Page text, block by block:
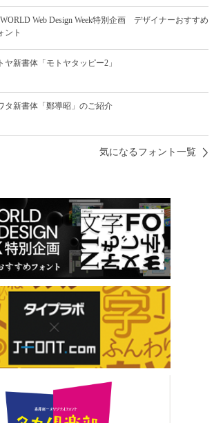
Web Design Week特別企画 デザイナーおすすめ
ント
ヤ新書体「モトヤタッピー2」
タ新書体「鄭導昭」のご紹介
気になるフォント一覧